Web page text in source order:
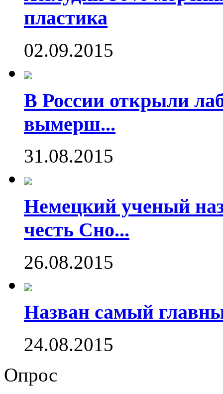
пластика
02.09.2015
В России открыли
вымерш...
31.08.2015
Немецкий ученый
честь Сно...
26.08.2015
Назван самый
24.08.2015
Опрос